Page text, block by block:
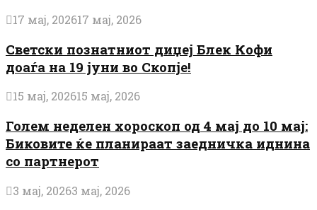
17 мај, 202617 мај, 2026
Светски познатниот диџеј Блек Кофи
доаѓа на 19 јуни во Скопје!
15 мај, 202615 мај, 2026
Голем неделен хороскоп од 4 мај до 10 мај:
Биковите ќе планираат заедничка иднина
со партнерот
3 мај, 20263 мај, 2026